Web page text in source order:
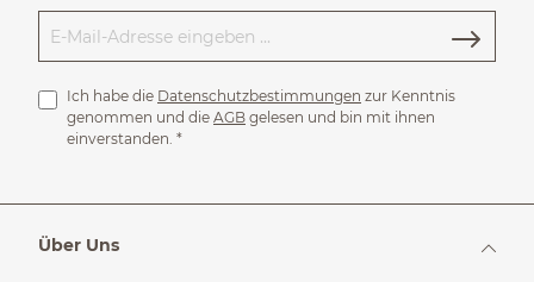
Ich habe die Datenschutzbestimmungen zur Kenntnis
genommen und die AGB gelesen und bin mit ihnen
einverstanden. *
Über Uns